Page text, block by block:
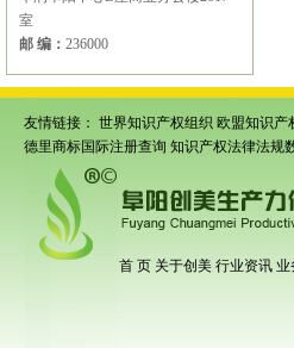
室
邮 编： 236000
友情链接： 世界知识产权组织 欧盟知识产
德里商标国际注册查询 知识产权法律法规
首 页 关于创美 行业资讯 业